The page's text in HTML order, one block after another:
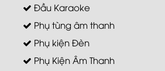
Đầu Karaoke
Phụ tùng âm thanh
Phụ kiện Đèn
Phụ Kiện Âm Thanh